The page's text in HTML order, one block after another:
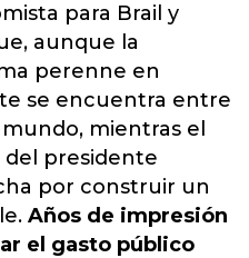
para Brail y
aunque la
perenne en
se encuentra entre
mientras el
del presidente
por construir un
Años de impresión
el gasto público